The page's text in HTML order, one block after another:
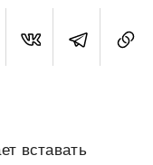
вставать